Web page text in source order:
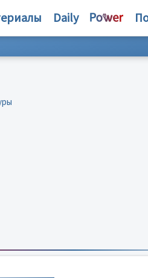
Daily